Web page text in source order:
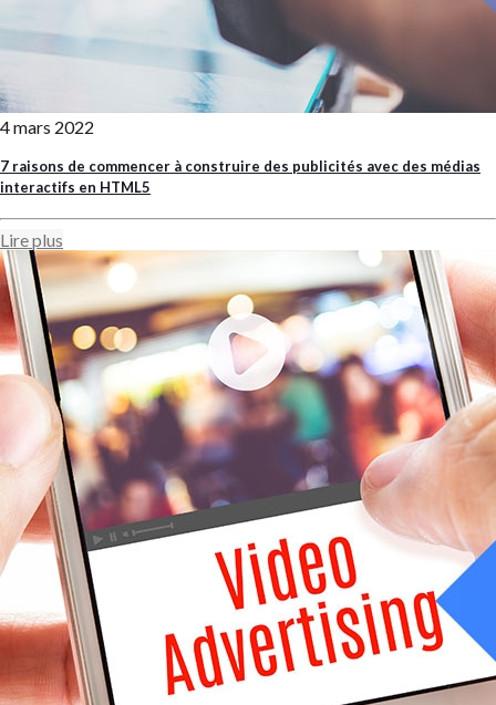
4 mars 2022
7 raisons de commencer à construire des publicités avec des médias
interactifs en HTML5
Lire plus